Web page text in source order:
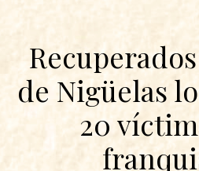
de Nigüelas
20